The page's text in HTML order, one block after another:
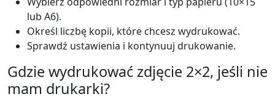
lub A6).
Określ liczbę kopii, które chcesz wydrukować.
Sprawdź ustawienia i kontynuuj drukowanie.
Gdzie wydrukować zdjęcie 2×2, jeśli nie
mam drukarki?